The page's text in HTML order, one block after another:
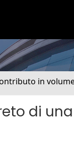
in
di